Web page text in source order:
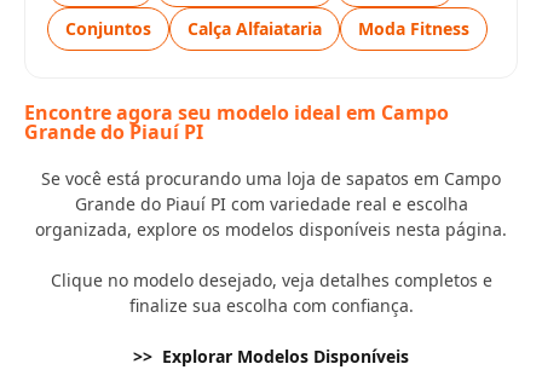
Conjuntos
Calça Alfaiataria Moda Fitness
Encontre agora seu modelo ideal em Campo
Grande do Piauí PI
Se você está procurando uma loja de sapatos em Campo
Grande do Piauí PI com variedade real e escolha
organizada, explore os modelos disponíveis nesta página.
Clique no modelo desejado, veja detalhes completos e
finalize sua escolha com confiança.
>> Explorar Modelos Disponíveis